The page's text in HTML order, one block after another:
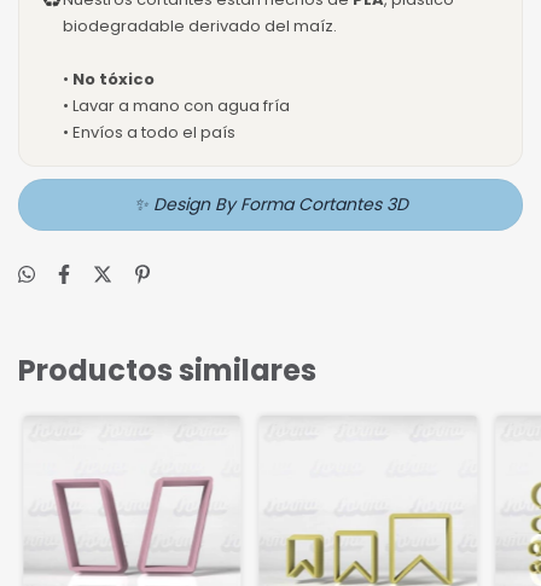
biodegradable derivado del maíz.
• No tóxico
• Lavar a mano con agua fría
• Envíos a todo el país
✨ Design By Forma Cortantes 3D
Productos similares